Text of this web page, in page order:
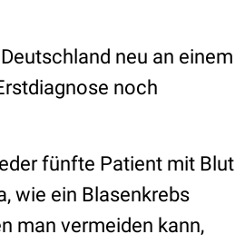
neu an einem
noch
fünfte Patient mit Blut
wie ein Blasenkrebs
man vermeiden kann,